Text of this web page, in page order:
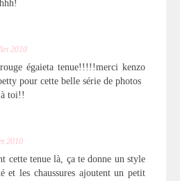
2010
égaieta tenue!!!!!merci kenzo
pour cette belle série de photos
toi!!
2010
cette tenue là, ça te donne un style
et les chaussures ajoutent un petit